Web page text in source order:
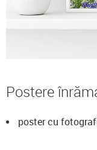
Postere
poster cu